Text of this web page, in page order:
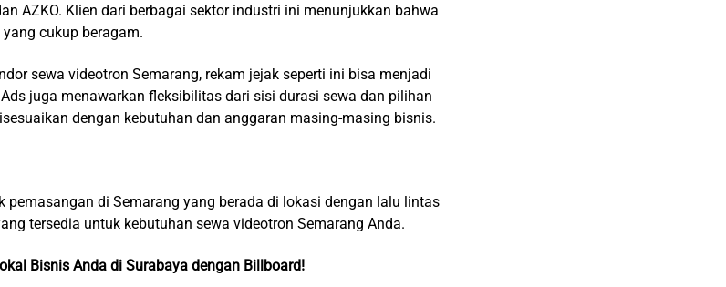
AZKO. Klien dari berbagai sektor industri ini menunjukkan bahwa
cukup beragam.
sewa videotron Semarang, rekam jejak seperti ini bisa menjadi
juga menawarkan fleksibilitas dari sisi durasi sewa dan pilihan
dengan kebutuhan dan anggaran masing-masing bisnis.
pemasangan di Semarang yang berada di lokasi dengan lalu lintas
tersedia untuk kebutuhan sewa videotron Semarang Anda.
Bisnis Anda di Surabaya dengan Billboard!